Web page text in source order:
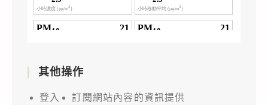
其他操作
登入
訂閱網站內容的資訊提供